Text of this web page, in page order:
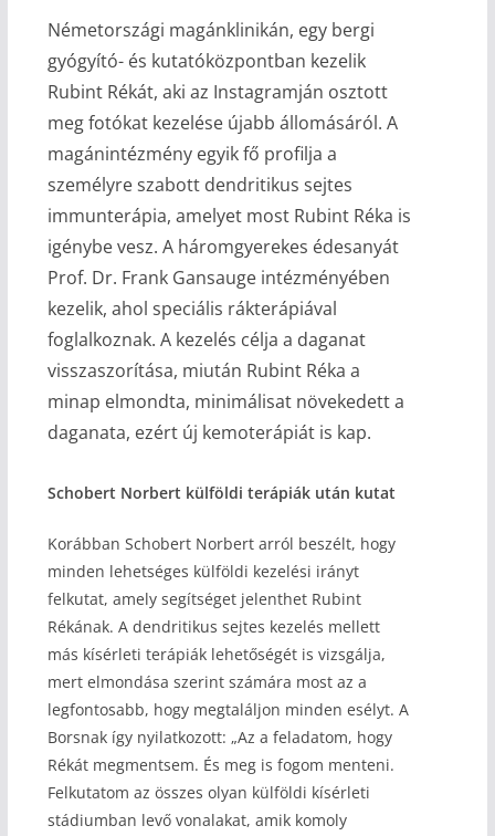
Németországi magánklinikán, egy bergi
gyógyító- és kutatóközpontban kezelik
Rubint Rékát, aki az Instagramján osztott
meg fotókat kezelése újabb állomásáról. A
magánintézmény egyik fő profilja a
személyre szabott dendritikus sejtes
immunterápia, amelyet most Rubint Réka is
igénybe vesz. A háromgyerekes édesanyát
Prof. Dr. Frank Gansauge intézményében
kezelik, ahol speciális rákterápiával
foglalkoznak. A kezelés célja a daganat
visszaszorítása, miután Rubint Réka a
minap elmondta, minimálisat növekedett a
daganata, ezért új kemoterápiát is kap.
Schobert Norbert külföldi terápiák után kutat
Korábban Schobert Norbert arról beszélt, hogy
minden lehetséges külföldi kezelési irányt
felkutat, amely segítséget jelenthet Rubint
Rékának. A dendritikus sejtes kezelés mellett
más kísérleti terápiák lehetőségét is vizsgálja,
mert elmondása szerint számára most az a
legfontosabb, hogy megtaláljon minden esélyt. A
Borsnak így nyilatkozott: „Az a feladatom, hogy
Rékát megmentsem. És meg is fogom menteni.
Felkutatom az összes olyan külföldi kísérleti
stádiumban levő vonalakat, amik komoly